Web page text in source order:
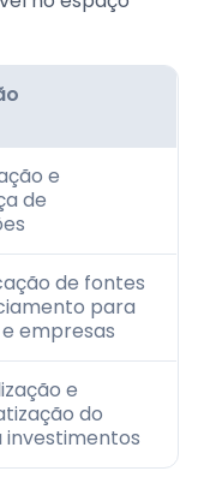
e
de
de fontes
para
empresas
e
do
investimentos